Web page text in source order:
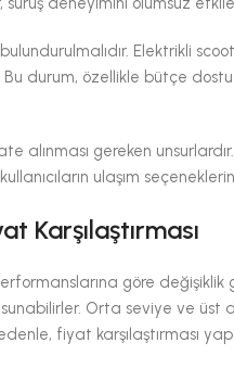
Elektrikli
durum, özellikle bütçe
alınması gereken
ulaşım
Karşılaştırması
göre
sunabilirler. Orta seviye ve
fiyat karşılaştırması